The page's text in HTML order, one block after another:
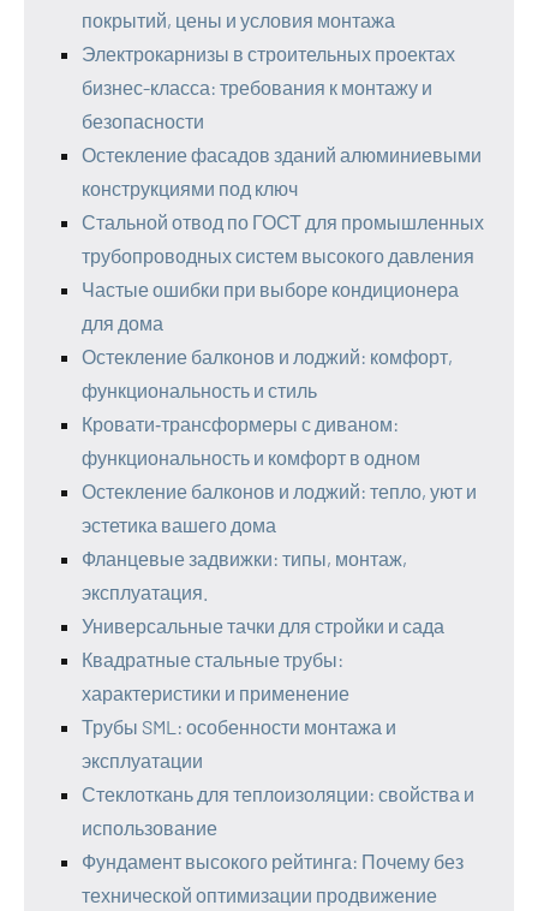
покрытий, цены и условия монтажа
Электрокарнизы в строительных проектах
бизнес-класса: требования к монтажу и
безопасности
Остекление фасадов зданий алюминиевыми
конструкциями под ключ
Стальной отвод по ГОСТ для промышленных
трубопроводных систем высокого давления
Частые ошибки при выборе кондиционера
для дома
Остекление балконов и лоджий: комфорт,
функциональность и стиль
Кровати‑трансформеры с диваном:
функциональность и комфорт в одном
Остекление балконов и лоджий: тепло, уют и
эстетика вашего дома
Фланцевые задвижки: типы, монтаж,
эксплуатация.
Универсальные тачки для стройки и сада
Квадратные стальные трубы:
характеристики и применение
Трубы SML: особенности монтажа и
эксплуатации
Стеклоткань для теплоизоляции: свойства и
использование
Фундамент высокого рейтинга: Почему без
технической оптимизации продвижение